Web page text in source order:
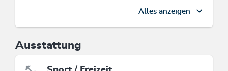
Mikro, Zimmersafe, Fön, Loggia bzw. Balkon oder
2 Doppelzimmer und 1 Einzelzimmer (Nichtraucher) mit
Alles anzeigen
Ausstattung